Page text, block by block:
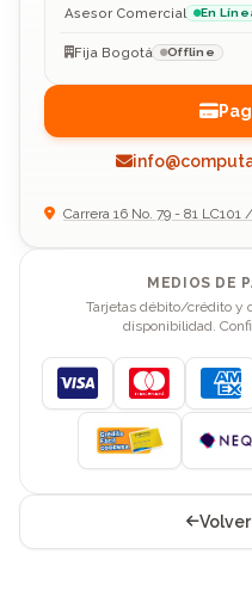
Asesor Comercial En
Fija Bogotá Offline
Carrera 16 No. 79 - 81 LC101
MEDIOS DE
Tarjetas débito/crédito y
disponibilidad.
Visa Mastercard